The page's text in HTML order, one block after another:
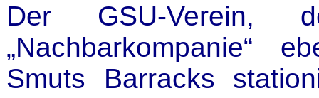
Der GSU-Verein,
„Nachbarkompanie“
Smuts Barracks